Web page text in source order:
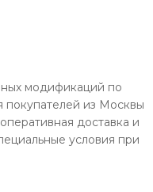
модификаций по
покупателей из Москвы
доставка и
условия при